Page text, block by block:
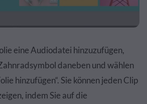
eine Audiodatei hinzuzufügen,
daneben und wählen
hinzufügen“. Sie können jeden Clip
indem Sie auf die